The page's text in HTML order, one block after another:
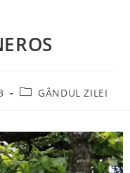
GÂNDUL ZILEI